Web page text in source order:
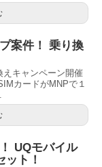
案件！ 乗り換
キャンペーン開催
カードがMNPで１
UQモバイル
ト！